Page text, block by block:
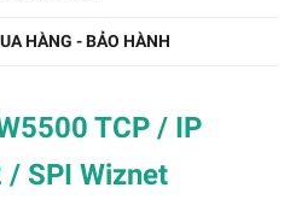
HÀNG - BẢO HÀNH
TCP / IP
SPI Wiznet